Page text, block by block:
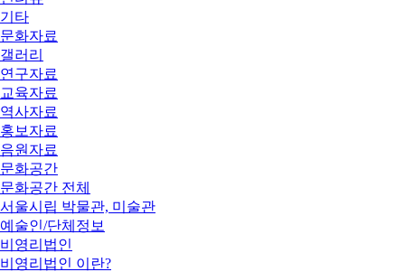
기타
문화자료
갤러리
연구자료
교육자료
역사자료
홍보자료
음원자료
문화공간
문화공간 전체
서울시립 박물관, 미술관
예술인/단체정보
비영리법인
비영리법인 이란?